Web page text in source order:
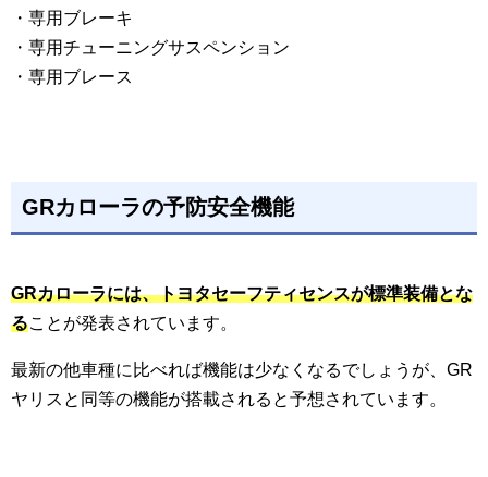
・専用ブレーキ
・専用チューニングサスペンション
・専用ブレース
GRカローラの予防安全機能
GRカローラには、トヨタセーフティセンスが標準装備とな
ることが発表されています。
最新の他車種に比べれば機能は少なくなるでしょうが、GR
ヤリスと同等の機能が搭載されると予想されています。